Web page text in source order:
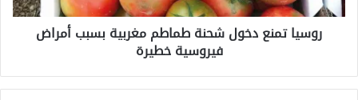
تُ
ط
ع
ل
روسيا تمنع دخول شحنة طماطم مغربية بسبب أمراض
فيروسية خطيرة